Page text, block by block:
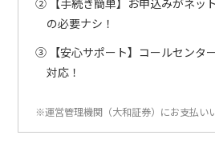
の必要ナシ！
③ 【安心サポート】コールセンタ
対応！
※運営管理機関（大和証券）にお支払い